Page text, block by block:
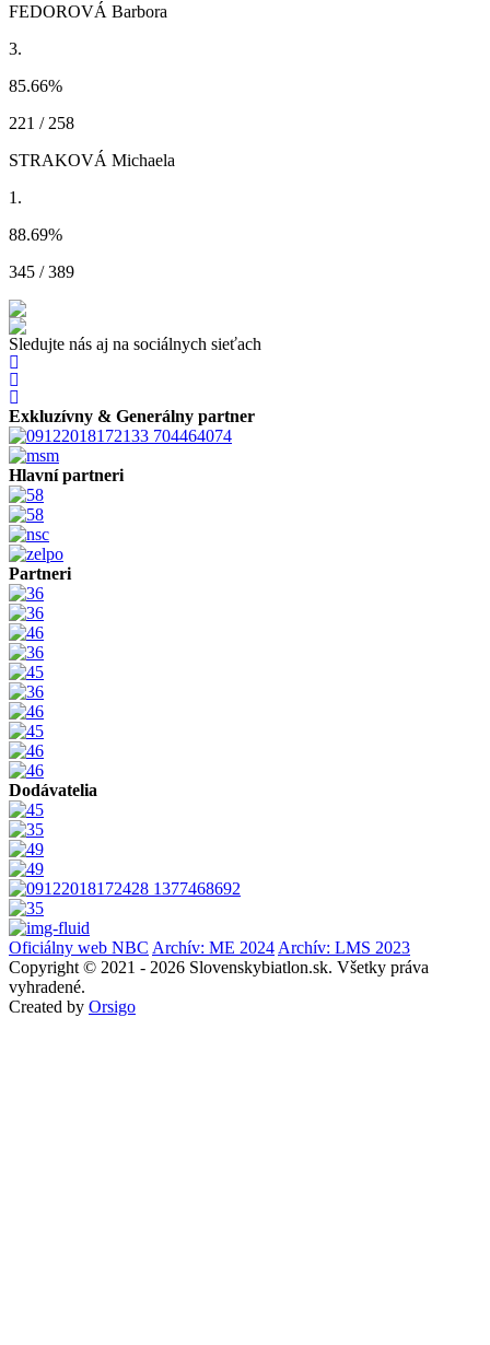
FEDOROVÁ Barbora
3.
85.66%
221 / 258
STRAKOVÁ Michaela
1.
88.69%
345 / 389
Sledujte nás aj na sociálnych sieťach
Exkluzívny & Generálny partner
Hlavní partneri
Partneri
Dodávatelia
Oficiálny web NBC Archív: ME 2024 Archív: LMS 2023
Copyright © 2021 - 2026 Slovenskybiatlon.sk. Všetky práva
vyhradené.
Created by Orsigo